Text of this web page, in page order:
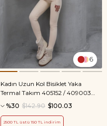
6
Kadın Uzun Kol Bisiklet Yaka
Termal Takım 405152 / 409003
%30 $100.03
$142.90
2500 TL üstü 150 TL indirim